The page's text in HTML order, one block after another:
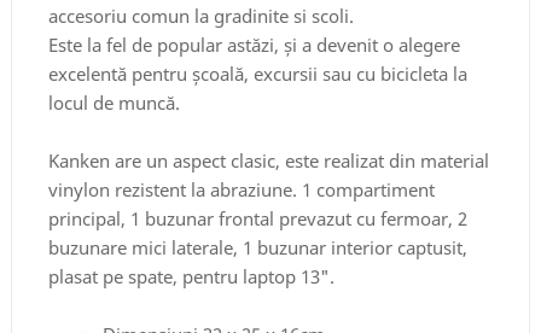
accesoriu comun la gradinite si scoli.
Este la fel de popular astăzi, și a devenit o alegere
excelentă pentru școală, excursii sau cu bicicleta la
locul de muncă.
Kanken are un aspect clasic, este realizat din material
vinylon rezistent la abraziune. 1 compartiment
principal, 1 buzunar frontal prevazut cu fermoar, 2
buzunare mici laterale, 1 buzunar interior captusit,
plasat pe spate, pentru laptop 13".